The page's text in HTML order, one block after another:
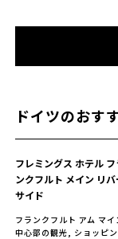
ドイツのおす
フレミングス ホテル フ
ンクフルト メイン リバ
サイド
フランクフルト アム マイ
中心部の観光, ショッピン